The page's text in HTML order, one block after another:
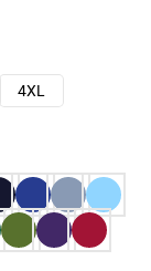
4XL